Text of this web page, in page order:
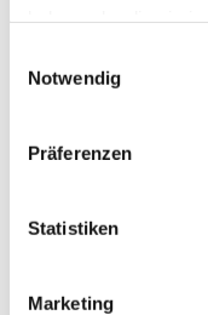
Notwendig
Präferenzen
Statistiken
Marketing